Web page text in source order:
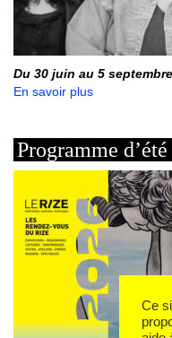
Du 30 juin au 5
En savoir plus
Programme
Ce